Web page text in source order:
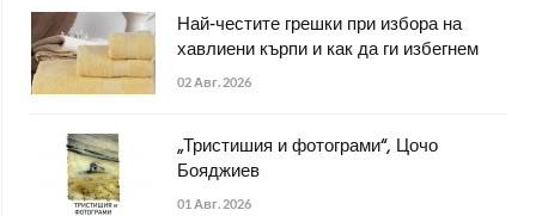
Най-честите грешки при избора на
хавлиени кърпи и как да ги избегнем
02 Авг. 2026
„Тристишия и фотограми“, Цочо
Бояджиев
01 Авг. 2026